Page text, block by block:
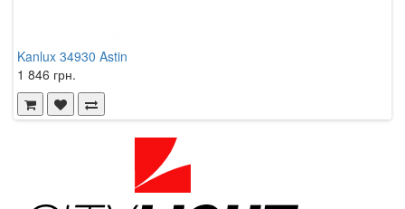
Kanlux 34930 Astin
1 846 грн.